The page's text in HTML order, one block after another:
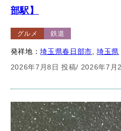
部駅】
グルメ 鉄道
発祥地：埼玉県春日部市 , 埼玉県
2026年7月8日 投稿/ 2026年7月